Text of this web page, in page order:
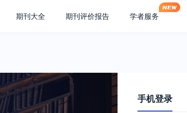
期刊大全 期刊评价报告 学者服务
手机登录